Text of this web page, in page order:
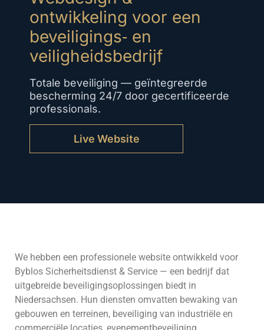
ontwikkeling voor een
beveiligings‑ en
veiligheidsbedrijf
Totale beveiliging — geïntegreerde
bescherming 24/7 door gecertificeerde
professionals.
Live Website
We hebben een professionele website ontwikkeld voor
Byblos Sicherheitsdienst & Service — een bedrijf dat
uitgebreide beveiligingsoplossingen biedt in
Niedersachsen. Hun diensten omvatten bewaking van
gebouwen en terreinen, beveiliging van industriële en
commerciële locaties, evenementbeveiliging,